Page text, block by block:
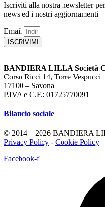
Iscriviti alla nostra newsletter
news ed i nostri aggiornamenti
Email
ISCRIVIMI
BANDIERA LILLA Società
Corso Ricci 14, Torre Vespucci
17100 – Savona
P.IVA e C.F.: 01725770091
Bilancio sociale
© 2014 – 2026 BANDIERA
Privacy Policy - Cookie Policy
Facebook-f